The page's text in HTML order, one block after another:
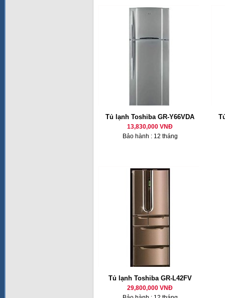
Tủ lạnh Toshiba GR-Y66VDA
13,830,000 VNĐ
Bảo hành : 12 tháng
Tủ lạnh Toshiba GR-L42FV
29,800,000 VNĐ